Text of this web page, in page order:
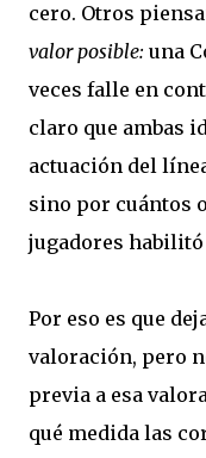
cero. Otros
valor posible: una
veces falle en
claro que ambas
actuación del
sino por cuántos
jugadores habilitó
Por eso es que
valoración, pero
previa a esa
qué medida las